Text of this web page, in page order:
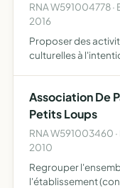
RNA W591004778
2016
Proposer des
culturelles à
Association De
Petits Loups
RNA W591003460
2010
Regrouper
l'établissement